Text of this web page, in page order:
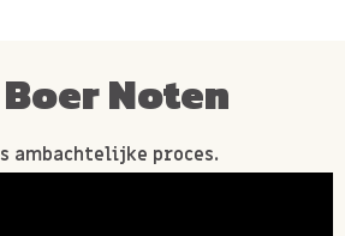
Noten
ambachtelijke proces.